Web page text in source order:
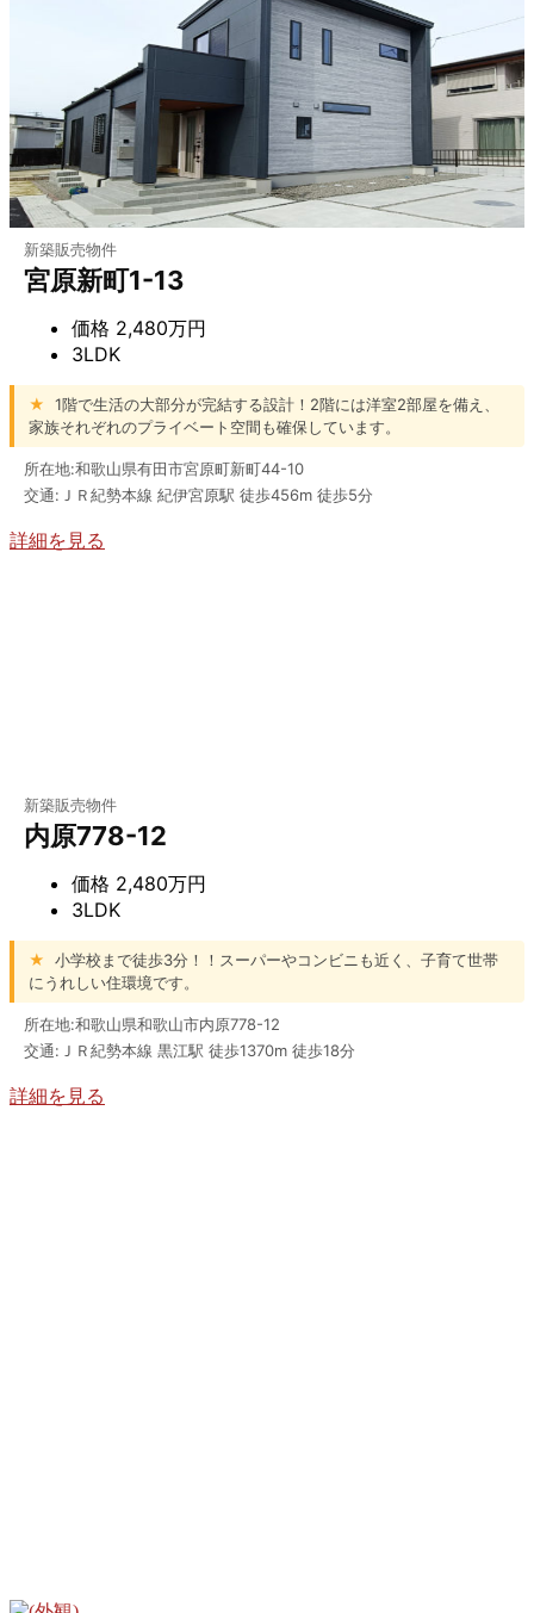
新築販売物件
宮原新町1-13
価格 2,480万円
3LDK
★
1階で生活の大部分が完結する設計！2階には洋室2部屋を備え、
家族それぞれのプライベート空間も確保しています。
所在地:和歌山県有田市宮原町新町44-10
交通:ＪＲ紀勢本線 紀伊宮原駅 徒歩456m 徒歩5分
詳細を見る
新築販売物件
内原778-12
価格 2,480万円
3LDK
★
小学校まで徒歩3分！！スーパーやコンビニも近く、子育て世帯
にうれしい住環境です。
所在地:和歌山県和歌山市内原778-12
交通:ＪＲ紀勢本線 黒江駅 徒歩1370m 徒歩18分
詳細を見る